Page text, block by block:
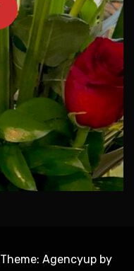
Theme: Agencyup by